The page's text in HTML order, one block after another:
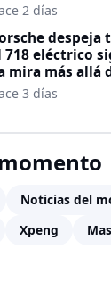
2 días
despeja
718 eléctrico
mira más allá
3 días
Noticias del
Xpeng